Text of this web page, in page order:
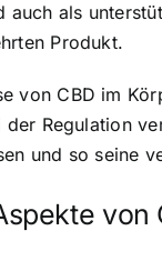
auch als
Produkt.
von CBD im
der Regulation
und so seine
von